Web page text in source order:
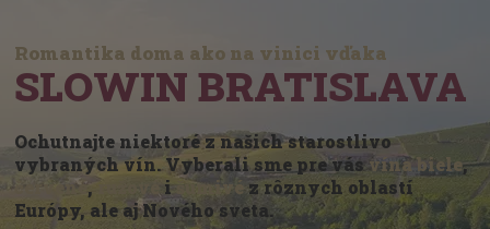
Romantika doma ako na vinici vďaka
SLOWIN BRATISLAVA
Ochutnajte niektoré z našich starostlivo
vybraných vín. Vyberali sme pre vásvína biele,
červené, i šumivéz rôznych oblastí
Európy, ale aj Nového sveta.